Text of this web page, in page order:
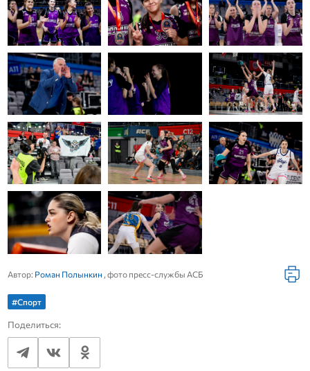
Автор: Роман Полынкин , фото пресс-службы АСБ
#Спорт
Поделиться: